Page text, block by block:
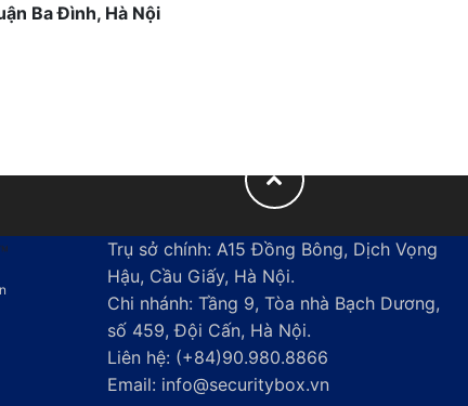
Ba Đình, Hà Nội
Trụ sở chính: A15 Đồng Bông, Dịch Vọng
Hậu, Cầu Giấy, Hà Nội.
Chi nhánh: Tầng 9, Tòa nhà Bạch Dương,
số 459, Đội Cấn, Hà Nội.
Liên hệ: (+84)90.980.8866
Email: info@securitybox.vn